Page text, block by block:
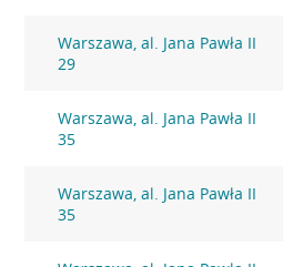
Warszawa, al. Jana Pawła II
29
Warszawa, al. Jana Pawła II
35
Warszawa, al. Jana Pawła II
35